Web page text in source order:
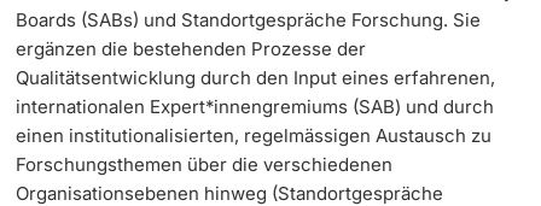
Boards (SABs) und Standortgespräche Forschung. Sie
ergänzen die bestehenden Prozesse der
Qualitätsentwicklung durch den Input eines erfahrenen,
internationalen Expert*innengremiums (SAB) und durch
einen institutionalisierten, regelmässigen Austausch zu
Forschungsthemen über die verschiedenen
Organisationsebenen hinweg (Standortgespräche